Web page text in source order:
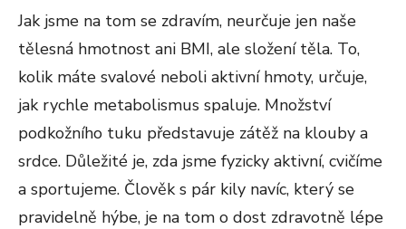
Jak jsme na tom se zdravím, neurčuje jen naše
tělesná hmotnost ani BMI, ale složení těla. To,
kolik máte svalové neboli aktivní hmoty, určuje,
jak rychle metabolismus spaluje. Množství
podkožního tuku představuje zátěž na klouby a
srdce. Důležité je, zda jsme fyzicky aktivní, cvičíme
a sportujeme. Člověk s pár kily navíc, který se
pravidelně hýbe, je na tom o dost zdravotně lépe